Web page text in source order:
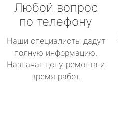
Любой вопрос
по телефону
Наши специалисты дадут
полную информацию.
Назначат цену ремонта и
время работ.